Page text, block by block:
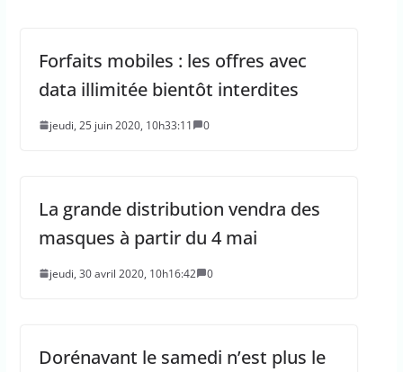
Forfaits mobiles : les offres avec
data illimitée bientôt interdites
jeudi, 25 juin 2020, 10h33:11 0
La grande distribution vendra des
masques à partir du 4 mai
jeudi, 30 avril 2020, 10h16:42 0
Dorénavant le samedi n’est plus le